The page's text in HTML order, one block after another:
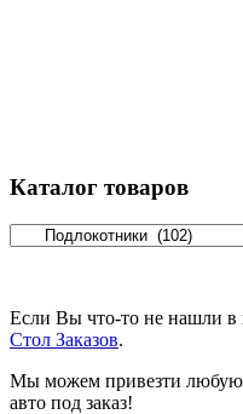
Каталог товаров
Если Вы что-то не нашли в
Стол Заказов.
Мы можем привезти любую
авто под заказ!